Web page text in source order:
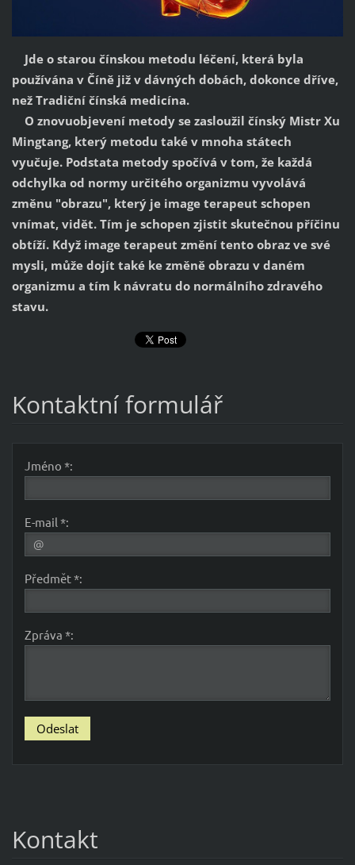
Jde o starou čínskou metodu léčení, která byla
používána v Číně již v dávných dobách, dokonce dříve,
než Tradiční čínská medicína.
O znovuobjevení metody se zasloužil čínský Mistr Xu
Mingtang, který metodu také v mnoha státech
vyučuje. Podstata metody spočívá v tom, že každá
odchylka od normy určitého organizmu vyvolává
změnu "obrazu", který je image terapeut schopen
vnímat, vidět. Tím je schopen zjistit skutečnou příčinu
obtíží. Když image terapeut změní tento obraz ve své
mysli, může dojít také ke změně obrazu v daném
organizmu a tím k návratu do normálního zdravého
stavu.
Kontaktní formulář
Jméno *:
E-mail *:
Předmět *:
Zpráva *:
Kontakt